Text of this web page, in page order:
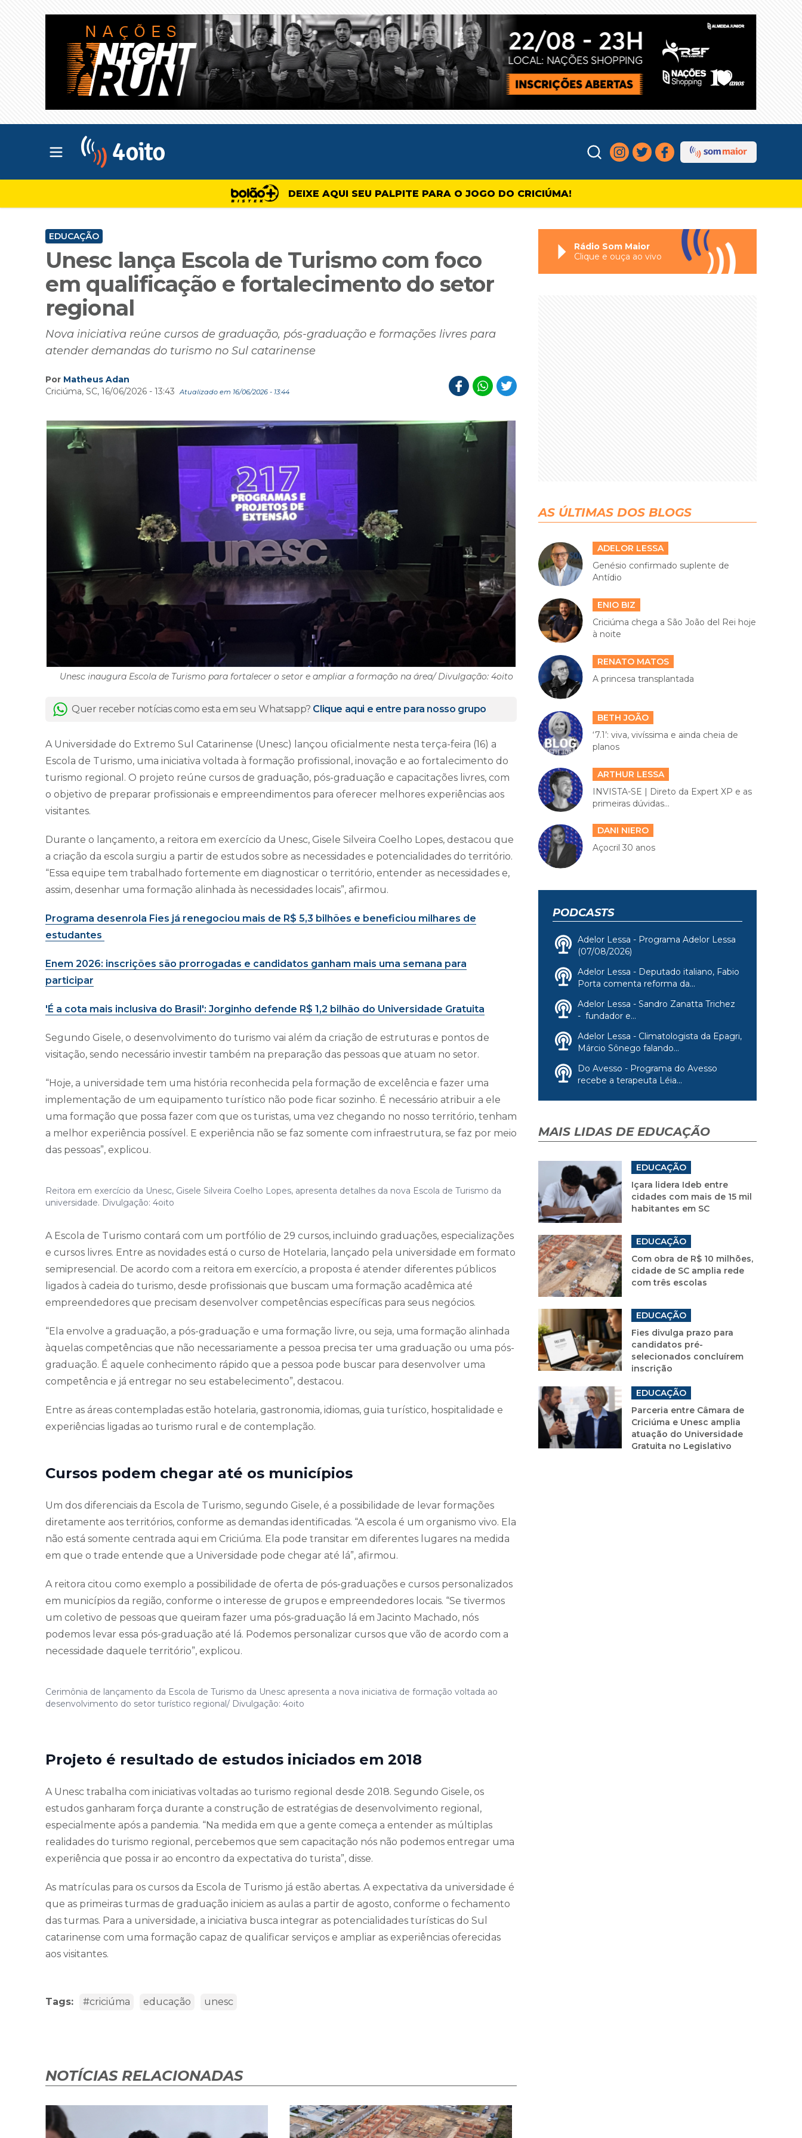
Abrir menu principal
DEIXE AQUI SEU PALPITE PARA O JOGO DO CRICIÚMA!
EDUCAÇÃO
Unesc lança Escola de Turismo com foco
em qualificação e fortalecimento do setor
regional
Nova iniciativa reúne cursos de graduação, pós-graduação e formações livres para
atender demandas do turismo no Sul catarinense
Por Matheus Adan
Criciúma, SC, 16/06/2026 - 13:43
Atualizado em 16/06/2026 - 13:44
Unesc inaugura Escola de Turismo para fortalecer o setor e ampliar a formação na área/ Divulgação: 4oito
Quer receber notícias como esta em seu Whatsapp? Clique aqui e entre para nosso grupo
A Universidade do Extremo Sul Catarinense (Unesc) lançou oficialmente nesta terça-feira (16) a
Escola de Turismo, uma iniciativa voltada à formação profissional, inovação e ao fortalecimento do
turismo regional. O projeto reúne cursos de graduação, pós-graduação e capacitações livres, com
o objetivo de preparar profissionais e empreendimentos para oferecer melhores experiências aos
visitantes.
Durante o lançamento, a reitora em exercício da Unesc, Gisele Silveira Coelho Lopes, destacou que
a criação da escola surgiu a partir de estudos sobre as necessidades e potencialidades do território.
“Essa equipe tem trabalhado fortemente em diagnosticar o território, entender as necessidades e,
assim, desenhar uma formação alinhada às necessidades locais”, afirmou.
Programa desenrola Fies já renegociou mais de R$ 5,3 bilhões e beneficiou milhares de
estudantes
Enem 2026: inscrições são prorrogadas e candidatos ganham mais uma semana para
participar
'É a cota mais inclusiva do Brasil': Jorginho defende R$ 1,2 bilhão do Universidade Gratuita
Segundo Gisele, o desenvolvimento do turismo vai além da criação de estruturas e pontos de
visitação, sendo necessário investir também na preparação das pessoas que atuam no setor.
“Hoje, a universidade tem uma história reconhecida pela formação de excelência e fazer uma
implementação de um equipamento turístico não pode ficar sozinho. É necessário atribuir a ele
uma formação que possa fazer com que os turistas, uma vez chegando no nosso território, tenham
a melhor experiência possível. E experiência não se faz somente com infraestrutura, se faz por meio
das pessoas”, explicou.
Reitora em exercício da Unesc, Gisele Silveira Coelho Lopes, apresenta detalhes da nova Escola de Turismo da
universidade. Divulgação: 4oito
A Escola de Turismo contará com um portfólio de 29 cursos, incluindo graduações, especializações
e cursos livres. Entre as novidades está o curso de Hotelaria, lançado pela universidade em formato
semipresencial. De acordo com a reitora em exercício, a proposta é atender diferentes públicos
ligados à cadeia do turismo, desde profissionais que buscam uma formação acadêmica até
empreendedores que precisam desenvolver competências específicas para seus negócios.
“Ela envolve a graduação, a pós-graduação e uma formação livre, ou seja, uma formação alinhada
àquelas competências que não necessariamente a pessoa precisa ter uma graduação ou uma pós-
graduação. É aquele conhecimento rápido que a pessoa pode buscar para desenvolver uma
competência e já entregar no seu estabelecimento”, destacou.
Entre as áreas contempladas estão hotelaria, gastronomia, idiomas, guia turístico, hospitalidade e
experiências ligadas ao turismo rural e de contemplação.
Cursos podem chegar até os municípios
Um dos diferenciais da Escola de Turismo, segundo Gisele, é a possibilidade de levar formações
diretamente aos territórios, conforme as demandas identificadas. “A escola é um organismo vivo. Ela
não está somente centrada aqui em Criciúma. Ela pode transitar em diferentes lugares na medida
em que o trade entende que a Universidade pode chegar até lá”, afirmou.
A reitora citou como exemplo a possibilidade de oferta de pós-graduações e cursos personalizados
em municípios da região, conforme o interesse de grupos e empreendedores locais. “Se tivermos
um coletivo de pessoas que queiram fazer uma pós-graduação lá em Jacinto Machado, nós
podemos levar essa pós-graduação até lá. Podemos personalizar cursos que vão de acordo com a
necessidade daquele território”, explicou.
Cerimônia de lançamento da Escola de Turismo da Unesc apresenta a nova iniciativa de formação voltada ao
desenvolvimento do setor turístico regional/ Divulgação: 4oito
Projeto é resultado de estudos iniciados em 2018
A Unesc trabalha com iniciativas voltadas ao turismo regional desde 2018. Segundo Gisele, os
estudos ganharam força durante a construção de estratégias de desenvolvimento regional,
especialmente após a pandemia. “Na medida em que a gente começa a entender as múltiplas
realidades do turismo regional, percebemos que sem capacitação nós não podemos entregar uma
experiência que possa ir ao encontro da expectativa do turista”, disse.
As matrículas para os cursos da Escola de Turismo já estão abertas. A expectativa da universidade é
que as primeiras turmas de graduação iniciem as aulas a partir de agosto, conforme o fechamento
das turmas. Para a universidade, a iniciativa busca integrar as potencialidades turísticas do Sul
catarinense com uma formação capaz de qualificar serviços e ampliar as experiências oferecidas
aos visitantes.
Tags: #criciúma educação unesc
NOTÍCIAS RELACIONADAS
Rádio Som Maior
Clique e ouça ao vivo
AS ÚLTIMAS DOS BLOGS
ADELOR LESSA
Genésio confirmado suplente de
Antídio
ENIO BIZ
Criciúma chega a São João del Rei hoje
à noite
RENATO MATOS
A princesa transplantada
BETH JOÃO
‘7.1’: viva, vivíssima e ainda cheia de
planos
ARTHUR LESSA
INVISTA-SE | Direto da Expert XP e as
primeiras dúvidas...
DANI NIERO
Açocril 30 anos
PODCASTS
Adelor Lessa - Programa Adelor Lessa
(07/08/2026)
Adelor Lessa - Deputado italiano, Fabio
Porta comenta reforma da...
Adelor Lessa - Sandro Zanatta Trichez
- fundador e...
Adelor Lessa - Climatologista da Epagri,
Márcio Sônego falando...
Do Avesso - Programa do Avesso
recebe a terapeuta Léia...
MAIS LIDAS DE EDUCAÇÃO
EDUCAÇÃO
Içara lidera Ideb entre
cidades com mais de 15 mil
habitantes em SC
EDUCAÇÃO
Com obra de R$ 10 milhões,
cidade de SC amplia rede
com três escolas
EDUCAÇÃO
Fies divulga prazo para
candidatos pré-
selecionados concluírem
inscrição
EDUCAÇÃO
Parceria entre Câmara de
Criciúma e Unesc amplia
atuação do Universidade
Gratuita no Legislativo